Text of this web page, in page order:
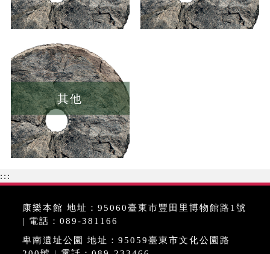
其他
:::
康樂本館 地址：95060臺東市豐田里博物館路1號
| 電話：089-381166
卑南遺址公園 地址：95059臺東市文化公園路